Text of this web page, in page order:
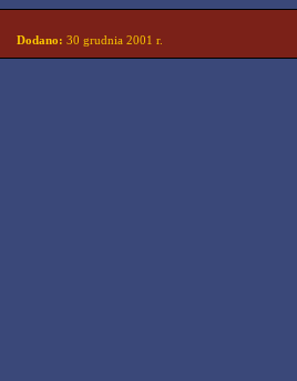
Dodano: 30 grudnia 2001 r.